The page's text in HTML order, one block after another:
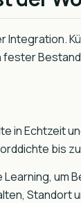
Integration.
fester
in Echtzeit
bis
um
Standort